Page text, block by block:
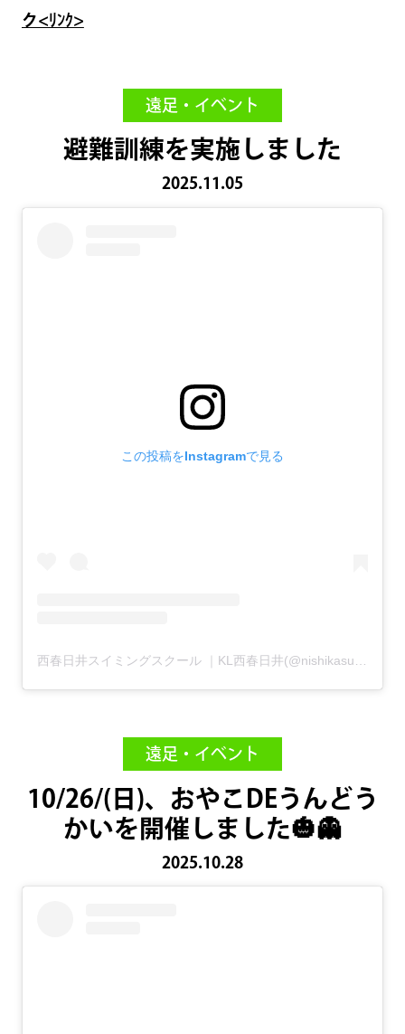
ク<ﾘﾝｸ>
遠足・イベント
避難訓練を実施しました
2025.11.05
この投稿をInstagramで見る
遠足・イベント
10/26/(日)、おやこDEうんどう
かいを開催しました🎃👻
2025.10.28